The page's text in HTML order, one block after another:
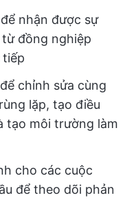
nhận được sự
đồng nghiệp
chỉnh sửa cùng
lặp, tạo điều
tạo môi trường làm
cho các cuộc
để theo dõi phản